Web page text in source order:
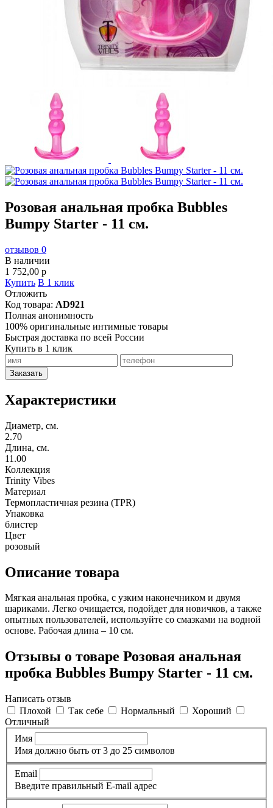
Розовая анальная пробка Bubbles
Bumpy Starter - 11 см.
отзывов 0
В наличии
1 752,00 p
Купить В 1 клик
Отложить
Код товара: AD921
Полная анонимность
100% оригинальные интимные товары
Быстрая доставка по всей России
Купить в 1 клик
Заказать
Характеристики
Диаметр, см.
2.70
Длина, см.
11.00
Коллекция
Trinity Vibes
Материал
Термопластичная резина (TPR)
Упаковка
блистер
Цвет
розовый
Описание товара
Мягкая анальная пробка, с узким наконечником и двумя
шариками. Легко очищается, подойдет для новичков, а также
опытных пользователей, используйте со смазками на водной
основе. Рабочая длина – 10 см.
Отзывы о товаре Розовая анальная
пробка Bubbles Bumpy Starter - 11 см.
Написать отзыв
Плохой
Так себе Нормальный
Хороший
Отличный
Имя
Имя должно быть от 3 до 25 символов
Email
Введите правильный E-mail адрес